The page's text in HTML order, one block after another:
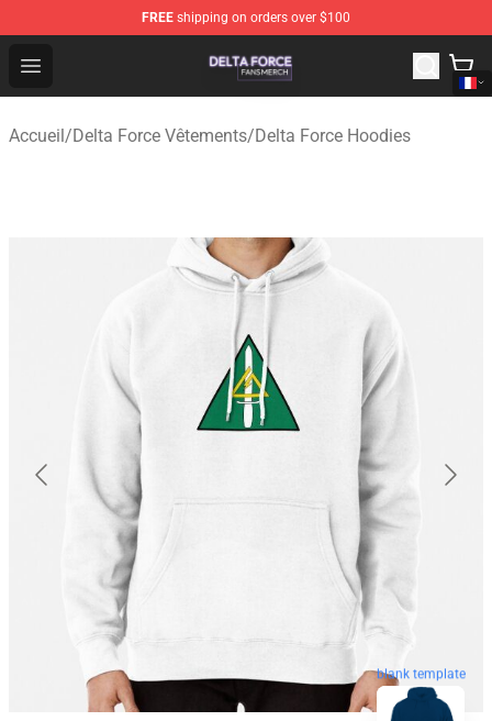
FREE shipping on orders over $100
Open menu
Delta Force Shop - Official Delta Force Merchandise
Accueil/Delta Force Vêtements/Delta Force Hoodies
blank template